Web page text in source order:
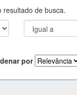
resultado de busca.
por